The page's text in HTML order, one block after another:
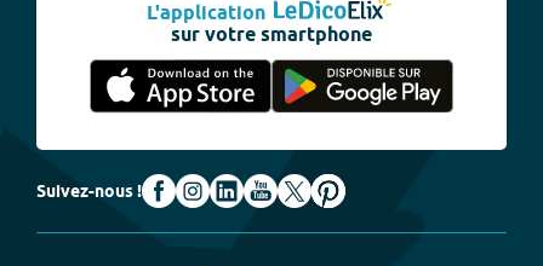
L'application
sur votre smartphone
Suivez-nous !